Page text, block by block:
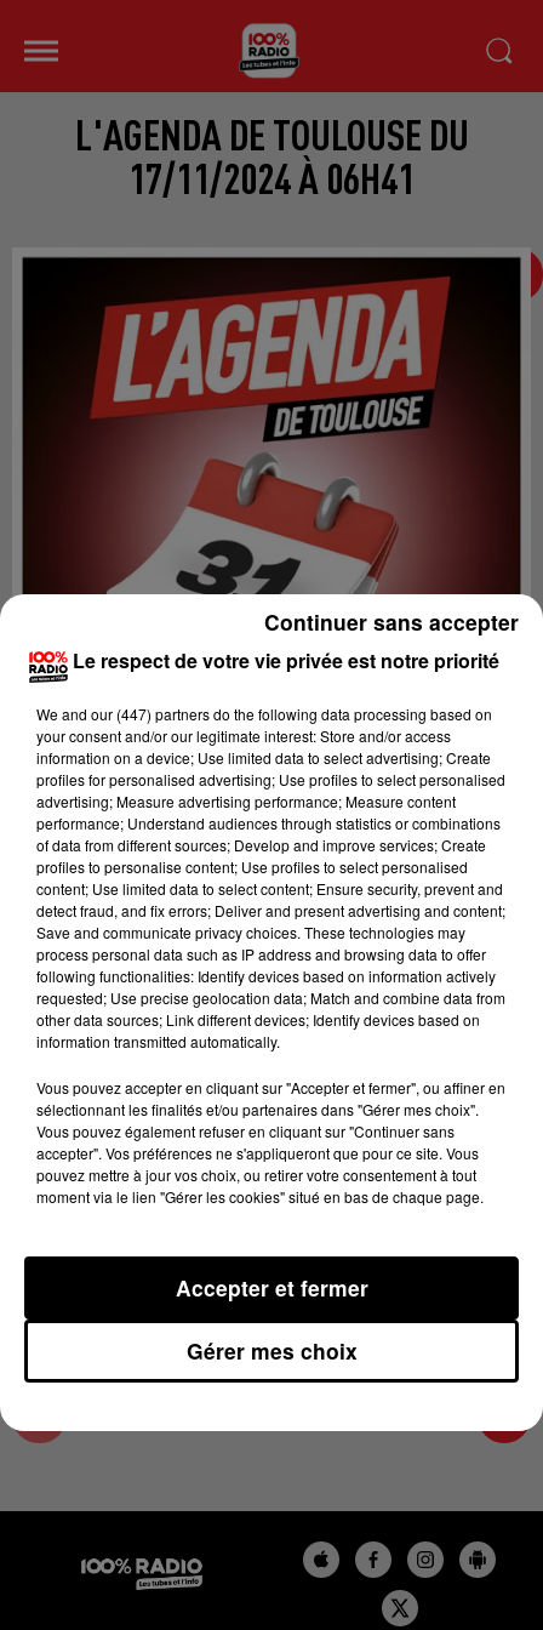
L'AGENDA DE TOULOUSE DU
17/11/2024 À 06H41
Lecture (1 min 14 sec)
100%
100% Radio l'agenda de Toulouse
17 novembre 2024 - 1 min 14 sec
L'AGENDA DE TOULOUSE DU 17/11/2024 À
06H41
L'agenda de Toulouse
Le respect de votre vie privée est notre priorité
We and our (447) partnersdo the following data processing based on
your consent and/or our legitimate interest: Store and/or access
information on a device; Use limited data to select advertising; Create
profiles for personalised advertising; Use profiles to select personalised
advertising; Measure advertising performance; Measure content
performance; Understand audiences through statistics or combinations
of data from different sources; Develop and improve services; Create
profiles to personalise content; Use profiles to select personalised
content; Use limited data to select content; Ensure security, prevent and
detect fraud, and fix errors; Deliver and present advertising and content;
Save and communicate privacy choices. These technologies may
process personal data such as IP address and browsing data to offer
following functionalities: Identify devices based on information actively
requested; Use precise geolocation data; Match and combine data from
other data sources; Link different devices; Identify devices based on
information transmitted automatically.
Vous pouvez accepter en cliquant sur "Accepter et fermer", ou affiner en
sélectionnant les finalités et/ou partenaires dans "Gérer mes choix".
Vous pouvez également refuser en cliquant sur "Continuer sans
accepter". Vos préférences ne s'appliqueront que pour ce site. Vous
pouvez mettre à jour vos choix, ou retirer votre consentement à tout
moment via le lien "Gérer les cookies" situé en bas de chaque page.
Gérer mes choix
Accepter et fermer
Continuer sans accepter